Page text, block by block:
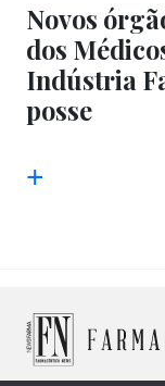
Novos
dos
Indústria
posse
+